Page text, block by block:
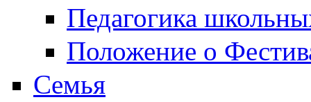
Педагогика
Положение о
Семья